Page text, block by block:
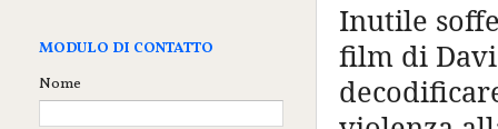
Inutile
film di
MODULO DI CONTATTO
Nome